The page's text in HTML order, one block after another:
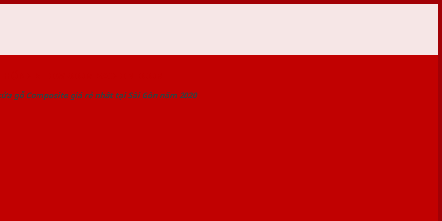
gỗ Composite giá rẻ nhất tại Sài Gòn năm 2020